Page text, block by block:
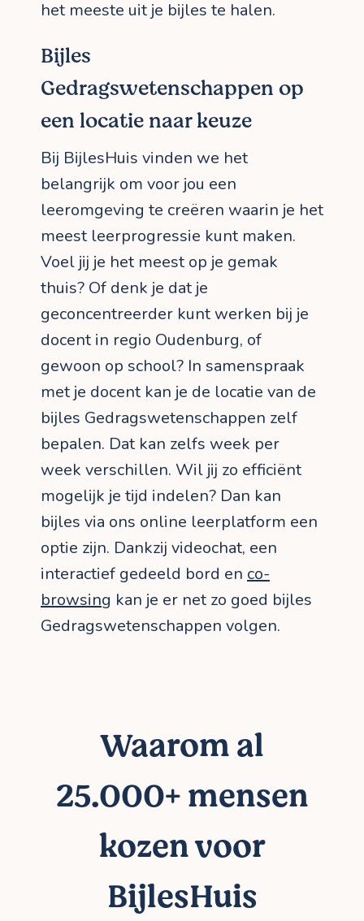
het meeste uit je bijles te halen.
Bijles
Gedragswetenschappen op
een locatie naar keuze
Bij BijlesHuis vinden we het
belangrijk om voor jou een
leeromgeving te creëren waarin je het
meest leerprogressie kunt maken.
Voel jij je het meest op je gemak
thuis? Of denk je dat je
geconcentreerder kunt werken bij je
docent in regio Oudenburg, of
gewoon op school? In samenspraak
met je docent kan je de locatie van de
bijles Gedragswetenschappen zelf
bepalen. Dat kan zelfs week per
week verschillen. Wil jij zo efficiënt
mogelijk je tijd indelen? Dan kan
bijles via ons online leerplatform een
optie zijn. Dankzij videochat, een
interactief gedeeld bord en co-
browsing kan je er net zo goed bijles
Gedragswetenschappen volgen.
Waarom al
25.000+ mensen
kozen voor
BijlesHuis